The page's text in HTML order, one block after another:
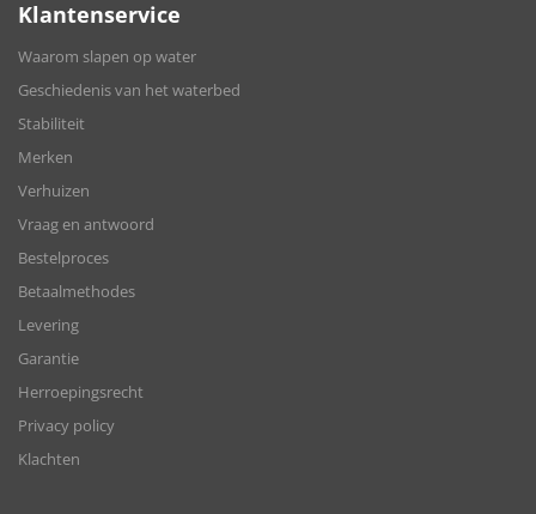
Klantenservice
Waarom slapen op water
Geschiedenis van het waterbed
Stabiliteit
Merken
Verhuizen
Vraag en antwoord
Bestelproces
Betaalmethodes
Levering
Garantie
Herroepingsrecht
Privacy policy
Klachten